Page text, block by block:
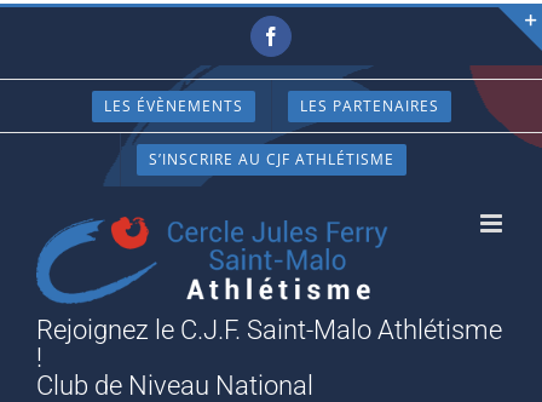
Passer
contenu
Facebook
LES ÉVÈNEMENTS LES PARTENAIRES
S’INSCRIRE AU CJF ATHLÉTISME
Rejoignez le C.J.F. Saint-Malo Athlétisme
!
Club de Niveau National